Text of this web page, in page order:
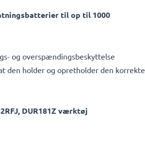
til op til 1000
og overspændingsbeskyttelse
den holder og opretholder den korrekte
DUR181Z værktøj